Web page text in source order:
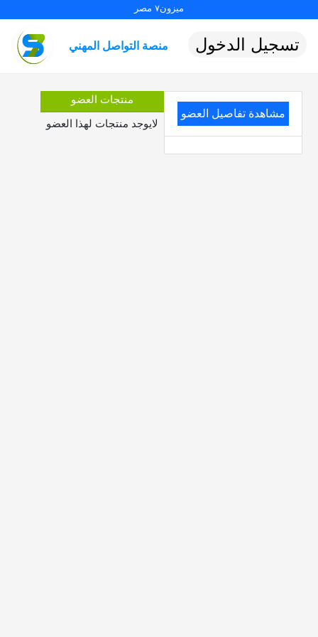
ميزون٧ مصر
منصة التواصل المهني تسجيل الدخول
مشاهدة تفاصيل العضو
منتجات العضو
لايوجد منتجات لهذا العضو